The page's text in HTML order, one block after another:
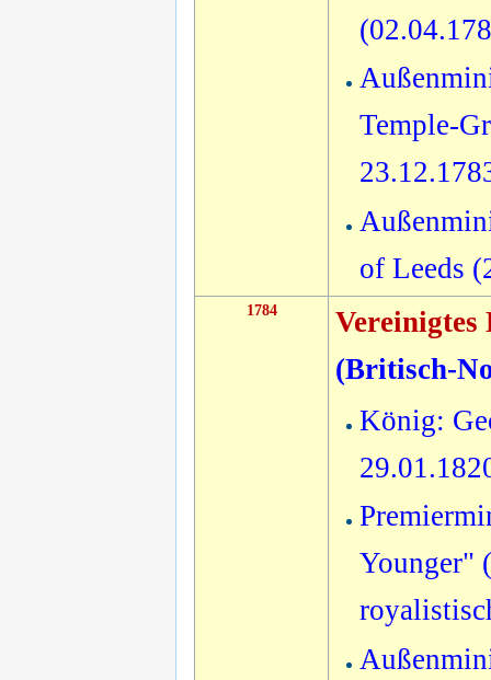
Temple-
of Leeds
1784
(Britisch-
König:
Younger"